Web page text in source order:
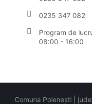
0235 347 082
Program de
08:00 - 16:00
Comuna Poienești |